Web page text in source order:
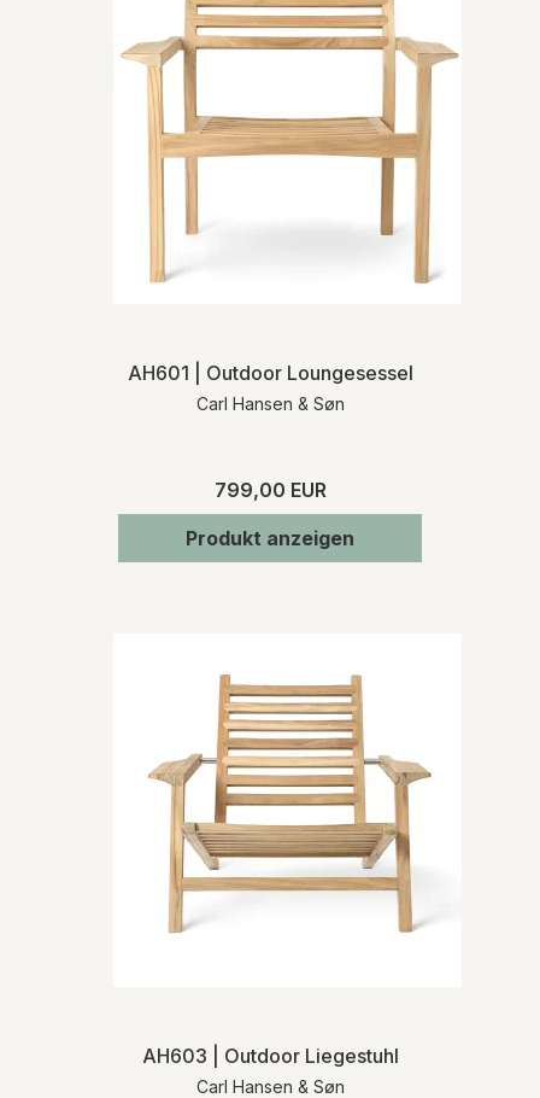
AH601 | Outdoor Loungesessel
Carl Hansen & Søn
799,00 EUR
Produkt anzeigen
AH603 | Outdoor Liegestuhl
Carl Hansen & Søn